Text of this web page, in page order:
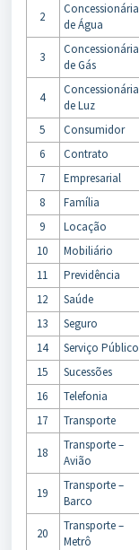
2
Concessionária
de Água
3
Concessionária
de Gás
4
Concessionária
de Luz
5
Consumidor
6
Contrato
7
Empresarial
8
Família
9
Locação
10
Mobiliário
11
Previdência
12
Saúde
13
Seguro
14
Serviço Público
15
Sucessões
16
Telefonia
17
Transporte
18
Transporte –
Avião
19
Transporte –
Barco
20
Transporte –
Metrô